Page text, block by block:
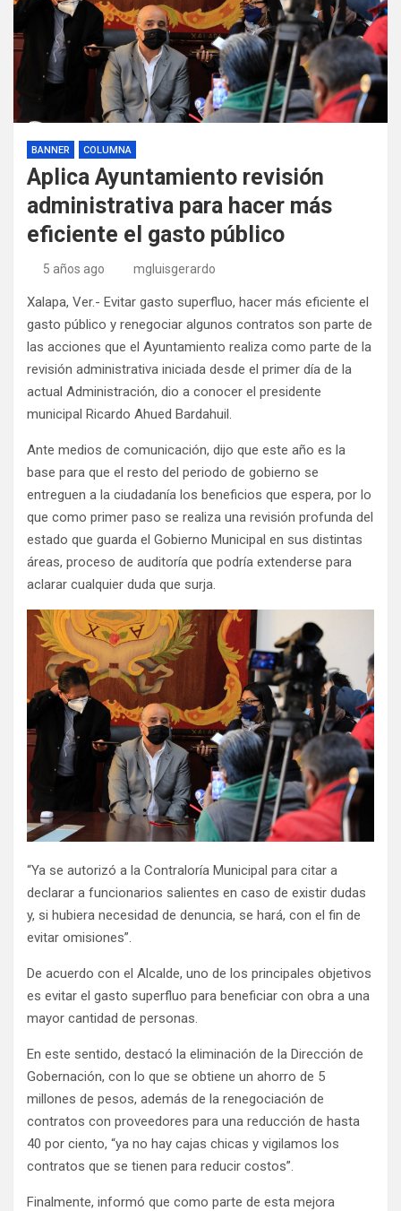
BANNER COLUMNA
Aplica Ayuntamiento revisión
administrativa para hacer más
eficiente el gasto público
5 años ago mgluisgerardo
Xalapa, Ver.- Evitar gasto superfluo, hacer más eficiente el
gasto público y renegociar algunos contratos son parte de
las acciones que el Ayuntamiento realiza como parte de la
revisión administrativa iniciada desde el primer día de la
actual Administración, dio a conocer el presidente
municipal Ricardo Ahued Bardahuil.
Ante medios de comunicación, dijo que este año es la
base para que el resto del periodo de gobierno se
entreguen a la ciudadanía los beneficios que espera, por lo
que como primer paso se realiza una revisión profunda del
estado que guarda el Gobierno Municipal en sus distintas
áreas, proceso de auditoría que podría extenderse para
aclarar cualquier duda que surja.
“Ya se autorizó a la Contraloría Municipal para citar a
declarar a funcionarios salientes en caso de existir dudas
y, si hubiera necesidad de denuncia, se hará, con el fin de
evitar omisiones”.
De acuerdo con el Alcalde, uno de los principales objetivos
es evitar el gasto superfluo para beneficiar con obra a una
mayor cantidad de personas.
En este sentido, destacó la eliminación de la Dirección de
Gobernación, con lo que se obtiene un ahorro de 5
millones de pesos, además de la renegociación de
contratos con proveedores para una reducción de hasta
40 por ciento, “ya no hay cajas chicas y vigilamos los
contratos que se tienen para reducir costos”.
Finalmente, informó que como parte de esta mejora